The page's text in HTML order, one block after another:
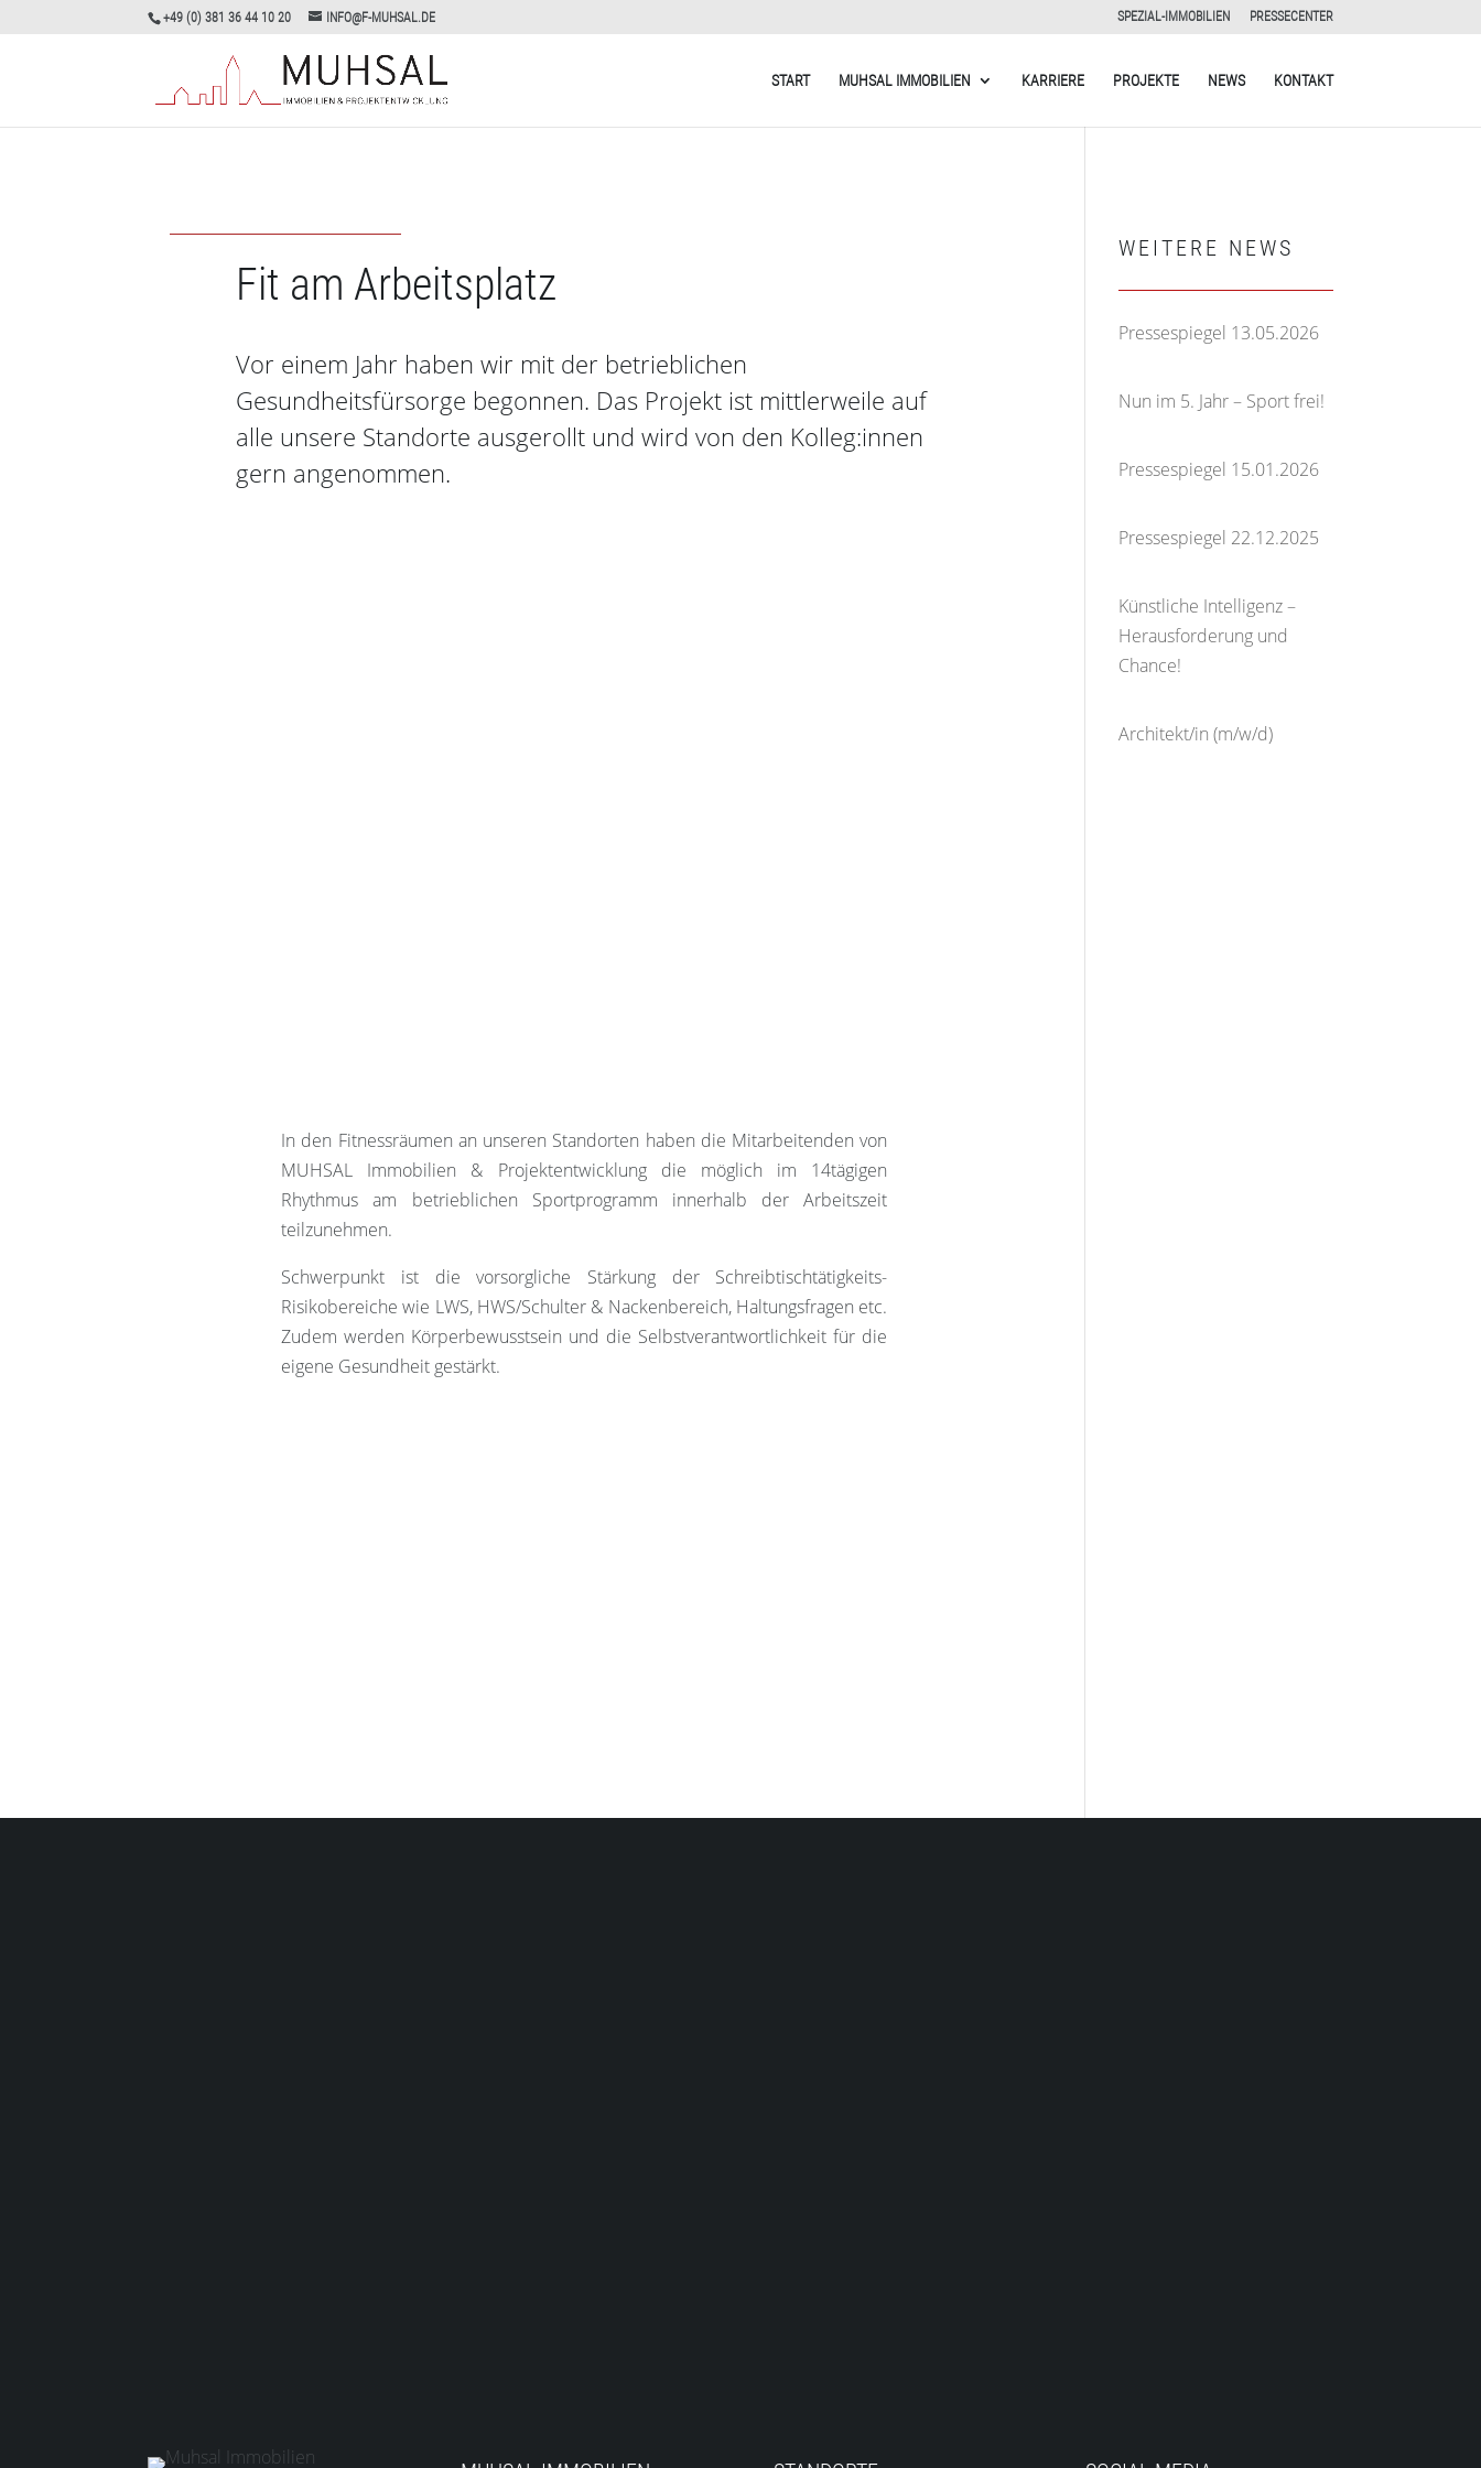
+49 (0) 381 36 44 10 20 INFO@F-MUHSAL.DE SPEZIAL-IMMOBILIEN PRESSECENTER
START MUHSAL IMMOBILIEN KARRIERE PROJEKTE NEWS KONTAKT
Fit am Arbeitsplatz
Vor einem Jahr haben wir mit der betrieblichen
Gesundheitsfürsorge begonnen. Das Projekt ist mittlerweile auf
alle unsere Standorte ausgerollt und wird von den Kolleg:innen
gern angenommen.
In den Fitnessräumen an unseren Standorten haben die Mitarbeitenden von
MUHSAL Immobilien & Projektentwicklung die möglich im 14tägigen
Rhythmus am betrieblichen Sportprogramm innerhalb der Arbeitszeit
teilzunehmen.
Schwerpunkt ist die vorsorgliche Stärkung der Schreibtischtätigkeits-
Risikobereiche wie LWS, HWS/Schulter & Nackenbereich, Haltungsfragen etc.
Zudem werden Körperbewusstsein und die Selbstverantwortlichkeit für die
eigene Gesundheit gestärkt.
WEITERE NEWS
Pressespiegel 13.05.2026
Nun im 5. Jahr – Sport frei!
Pressespiegel 15.01.2026
Pressespiegel 22.12.2025
Künstliche Intelligenz –
Herausforderung und
Chance!
Architekt/in (m/w/d)